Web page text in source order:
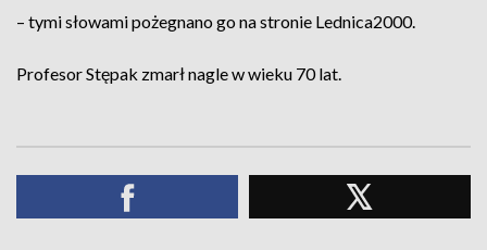
– tymi słowami pożegnano go na stronie Lednica2000.
Profesor Stępak zmarł nagle w wieku 70 lat.